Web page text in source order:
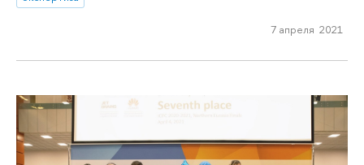
7 апреля 2021